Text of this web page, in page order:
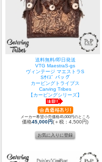
送料無料/即日発送
VTG MaestraS-gs
ヴィンテージ マエストラS
Sｻｲｽﾞ バッグ
カービングトライブス
Carving Tribes
【カービングシリーズ】
メーカー希望小売価格45,000円のところ
価格45,000円(＋税：4,500円)